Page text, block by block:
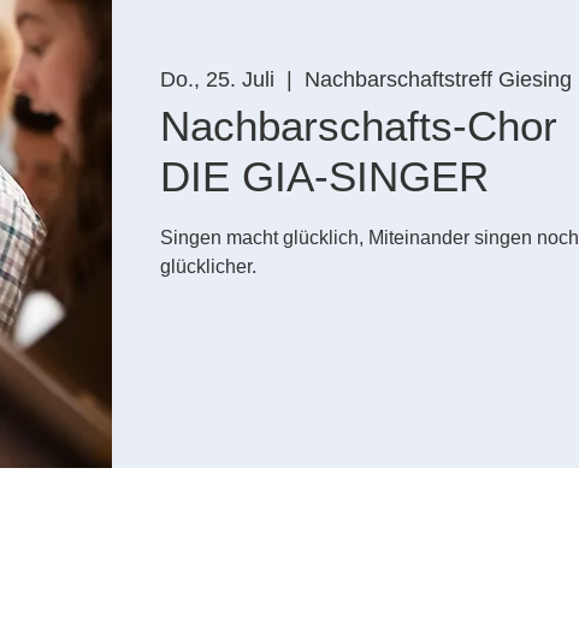
Do., 25. Juli Nachbarschaftstreff Giesing
Nachbarschafts-Chor
DIE GIA-SINGER
Singen macht glücklich, Miteinander singen noch
glücklicher.